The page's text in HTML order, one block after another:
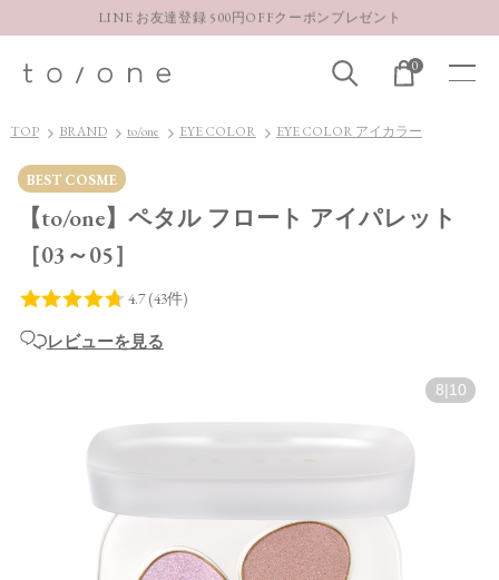
【重要】お盆期間中のお問い合わせと商品配送に関しまして
お得な定期購入コースはこちら 0
TOP BRAND to/one EYE COLOR EYE COLOR アイカラー
BEST COSME
【to/one】ペタル フロート アイパレット
［03～05］
レビューを見る
8| 10